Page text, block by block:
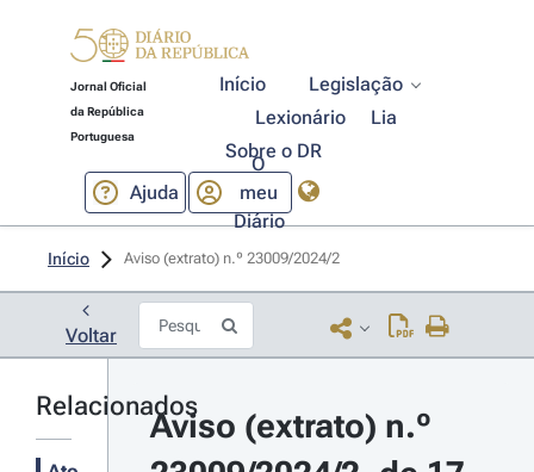
Jornal Oficial
da República
Portuguesa
Início
Legislação
Lexionário
Lia
Sobre o DR
Ajuda
O
meu
Diário
Início Aviso (extrato) n.º 23009/2024/2
Voltar
Relacionados
Aviso (extrato) n.º